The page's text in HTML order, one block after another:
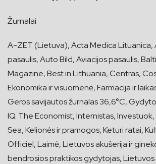
Žurnalai
A-ZET (Lietuva), Acta Medica Lituanica,
pasaulis, Auto Bild, Aviacijos pasaulis,
Magazine, Best in Lithuania, Centras,
Ekonomika ir visuomenė, Farmacija ir
Geros savijautos žurnalas 36,6°C,
IQ. The Economist, Internistas,
Sea, Kelionės ir pramogos, Keturi ratai,
Officiel, Laimė, Lietuvos akušerija ir
bendrosios praktikos gydytojas, Lietuvos